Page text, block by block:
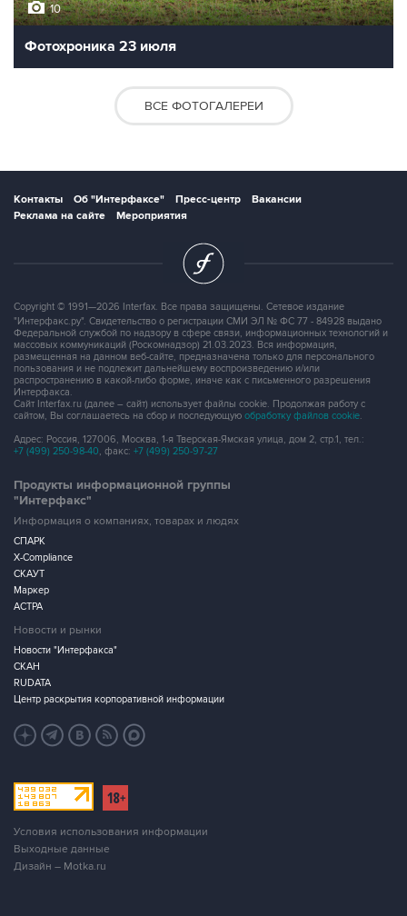
10
Фотохроника 23 июля
ВСЕ ФОТОГАЛЕРЕИ
Контакты Об "Интерфаксе" Пресс-центр
Вакансии
Реклама на сайте
Мероприятия
Copyright © 1991—2026 Interfax. Все права защищены. Сетевое издание
"Интерфакс.ру". Свидетельство о регистрации СМИ ЭЛ № ФС 77 - 84928 выдано
Федеральной службой по надзору в сфере связи, информационных технологий и
массовых коммуникаций (Роскомнадзор) 21.03.2023. Вся информация,
размещенная на данном веб-сайте, предназначена только для персонального
пользования и не подлежит дальнейшему воспроизведению и/или
распространению в какой-либо форме, иначе как с письменного разрешения
Интерфакса.
Сайт Interfax.ru (далее – сайт) использует файлы cookie. Продолжая работу с
сайтом, Вы соглашаетесь на сбор и последующую обработку файлов cookie.
Адрес: Россия, 127006, Москва, 1-я Тверская-Ямская улица, дом 2, стр.1, тел.:
+7 (499) 250-98-40, факс: +7 (499) 250-97-27
Продукты информационной группы
"Интерфакс"
Информация о компаниях, товарах и людях
СПАРК
X-Compliance
СКАУТ
Маркер
АСТРА
Новости и рынки
Новости "Интерфакса"
СКАН
RUDATA
Центр раскрытия корпоративной информации
Условия использования информации
Выходные данные
Дизайн – Motka.ru